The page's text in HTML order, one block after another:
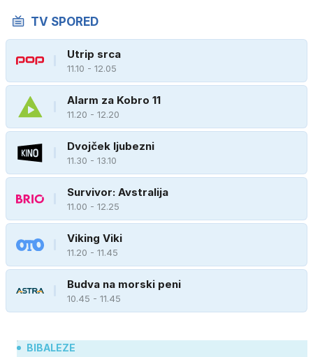
TV SPORED
Utrip srca
11.10 - 12.05
Alarm za Kobro 11
11.20 - 12.20
Dvojček ljubezni
11.30 - 13.10
Survivor: Avstralija
11.00 - 12.25
Viking Viki
11.20 - 11.45
Budva na morski peni
10.45 - 11.45
BIBALEZE